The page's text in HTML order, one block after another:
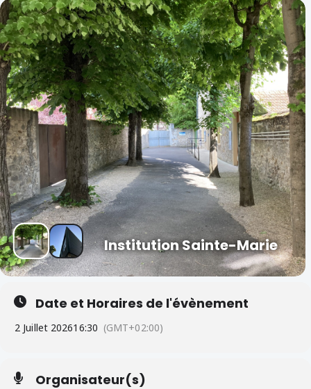
Institution Sainte-Marie
Date et Horaires de l'évènement
2 Juillet 202616:30 (GMT+02:00)
Organisateur(s)